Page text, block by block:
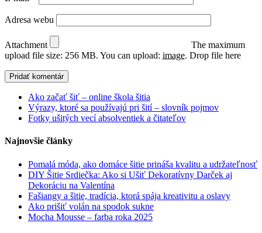
Adresa webu
Attachment
The maximum
upload file size: 256 MB. You can upload: image. Drop file here
Ako začať šiť – online škola šitia
Výrazy, ktoré sa používajú pri šití – slovník pojmov
Fotky ušitých vecí absolventiek a čitateľov
Najnovšie články
Pomalá móda, ako domáce šitie prináša kvalitu a udržateľnosť
DIY Šitie Srdiečka: Ako si Ušiť Dekoratívny Darček aj
Dekoráciu na Valentína
Fašiangy a šitie, tradícia, ktorá spája kreativitu a oslavy
Ako prišiť volán na spodok sukne
Mocha Mousse – farba roka 2025